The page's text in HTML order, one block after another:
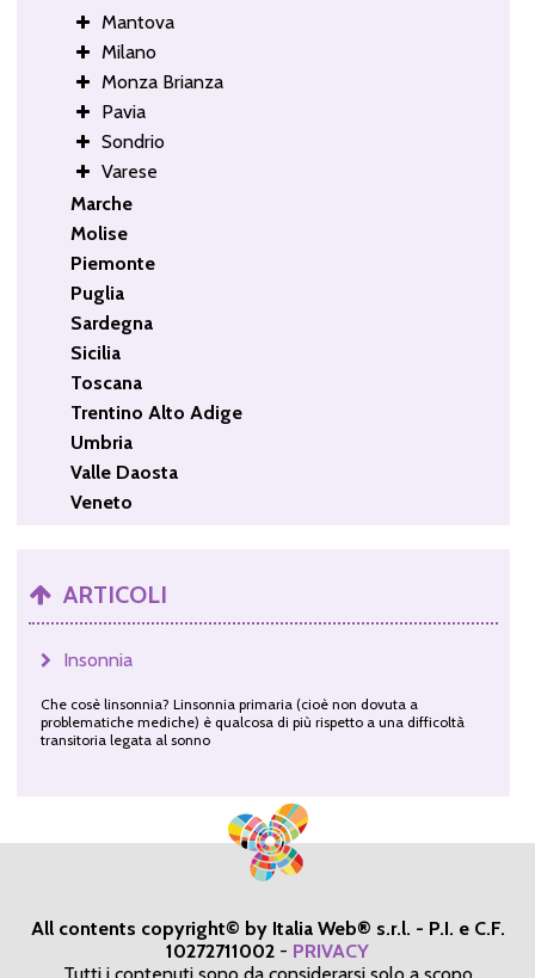
Mantova
Milano
Monza Brianza
Pavia
Sondrio
Varese
Marche
Molise
Piemonte
Puglia
Sardegna
Sicilia
Toscana
Trentino Alto Adige
Umbria
Valle Daosta
Veneto
ARTICOLI
Insonnia
Che cosè linsonnia? Linsonnia primaria (cioè non dovuta a
problematiche mediche) è qualcosa di più rispetto a una difficoltà
transitoria legata al sonno
All contents copyright© by Italia Web® s.r.l. - P.I. e C.F.
10272711002 - PRIVACY